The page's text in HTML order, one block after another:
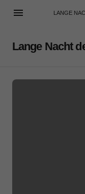
LANGE
Lange Nacht